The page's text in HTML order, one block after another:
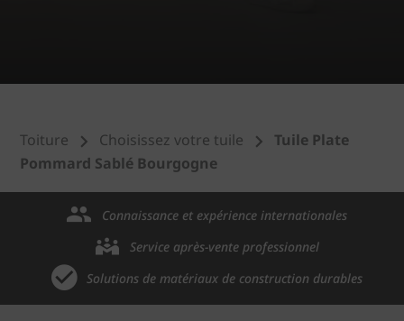
Toiture Choisissez votre tuile
Tuile Plate
Pommard Sablé Bourgogne
Connaissance et expérience internationales
Service après-vente professionnel
Solutions de matériaux de construction durables